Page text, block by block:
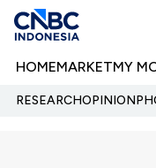
HOMEMARKETMY
RESEARCHOPINION